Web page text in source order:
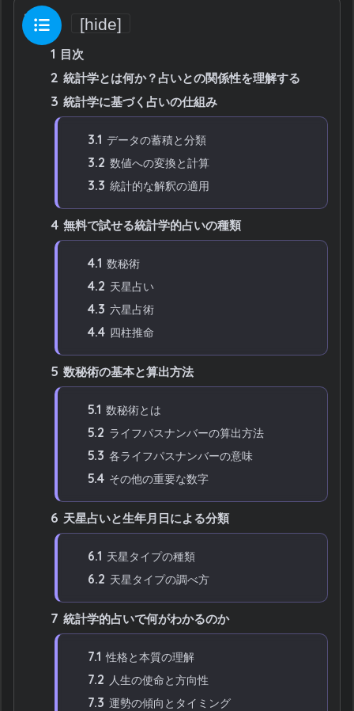
目次 [hide]
1 目次
2 統計学とは何か？占いとの関係性を理解する
3 統計学に基づく占いの仕組み
3.1 データの蓄積と分類
3.2 数値への変換と計算
3.3 統計的な解釈の適用
4 無料で試せる統計学的占いの種類
4.1 数秘術
4.2 天星占い
4.3 六星占術
4.4 四柱推命
5 数秘術の基本と算出方法
5.1 数秘術とは
5.2 ライフパスナンバーの算出方法
5.3 各ライフパスナンバーの意味
5.4 その他の重要な数字
6 天星占いと生年月日による分類
6.1 天星タイプの種類
6.2 天星タイプの調べ方
7 統計学的占いで何がわかるのか
7.1 性格と本質の理解
7.2 人生の使命と方向性
7.3 運勢の傾向とタイミング